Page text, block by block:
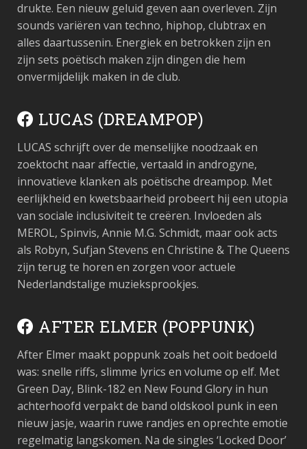
drukte. Een nieuw geluid geven aan overleven. Zijn
sounds variëren van techno, hiphop, clubtrax en
alles daartussenin. Energiek en betrokken zijn en
zijn sets poëtisch maken zijn dingen die hem
onvermijdelijk maken in de club.
LUCAS (DREAMPOP)
LUCAS schrijft over de menselijke noodzaak en
zoektocht naar affectie, vertaald in androgyne,
innovatieve klanken als poëtische dreampop. Met
eerlijkheid en kwetsbaarheid probeert hij een utopia
van sociale inclusiviteit te creëren. Invloeden als
MEROL, Spinvis, Annie M.G. Schmidt, maar ook acts
als Robyn, Sufjan Stevens en Christine & The Queens
zijn terug te horen en zorgen voor actuele
Nederlandstalige muzieksprookjes.
AFTER ELMER (POPPUNK)
After Elmer maakt poppunk zoals het ooit bedoeld
was: snelle riffs, slimme lyrics en volume op elf. Met
Green Day, Blink-182 en New Found Glory in hun
achterhoofd verpakt de band oldskool punk in een
nieuw jasje, waarin ruwe randjes en oprechte emotie
regelmatig langskomen. Na de singles ‘Locked Door’